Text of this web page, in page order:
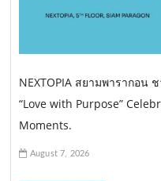
NEXTOPIA สยามพารากอน
“Love with Purpose”
Moments.
August 7, 2026